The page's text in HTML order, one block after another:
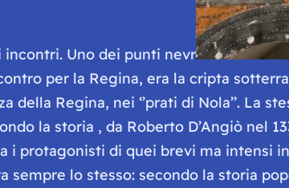
Uno dei punti nevr
per la Regina, era la cripta
della Regina, nei ‘’prati di Nola’’. La
la storia , da Roberto D’Angiò nel
i protagonisti di quei brevi ma intensi
sempre lo stesso: secondo la storia